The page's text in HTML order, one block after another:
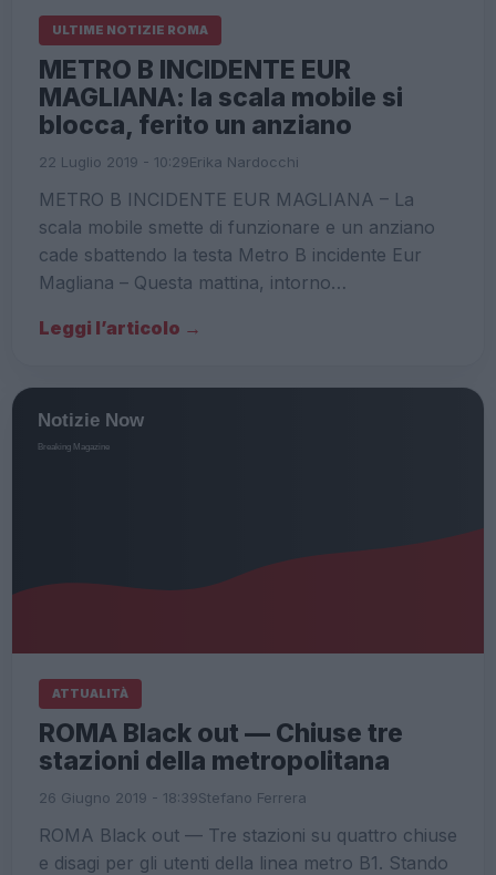
ULTIME NOTIZIE ROMA
METRO B INCIDENTE EUR
MAGLIANA: la scala mobile si
blocca, ferito un anziano
22 Luglio 2019 - 10:29Erika Nardocchi
METRO B INCIDENTE EUR MAGLIANA – La
scala mobile smette di funzionare e un anziano
cade sbattendo la testa Metro B incidente Eur
Magliana – Questa mattina, intorno…
Leggi l’articolo →
ATTUALITÀ
ROMA Black out — Chiuse tre
stazioni della metropolitana
26 Giugno 2019 - 18:39Stefano Ferrera
ROMA Black out — Tre stazioni su quattro chiuse
e disagi per gli utenti della linea metro B1. Stando